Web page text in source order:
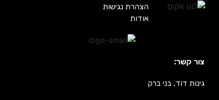
הצהרת נגישות
אודות
צור קשר:
גינות דוד, בני ברק